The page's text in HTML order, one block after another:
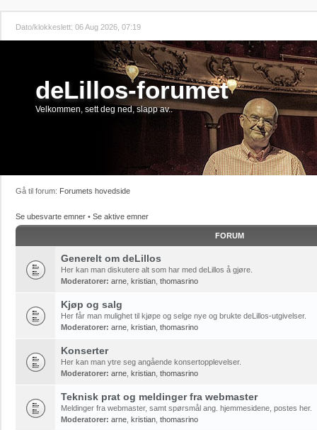
Dato/klokkeslett: 06 Aug 2026, 07:19
deLillos-forumet
Velkommen, sett deg ned, slapp av..
Gå til forum: Forumets hovedside
Se ubesvarte emner • Se aktive emner
FORUM
Generelt om deLillos
Her kan man diskutere alt som har med deLillos å gjøre.
Moderatorer: arne kristian thomasrino
Kjøp og salg
Her får man mulighet til kjøpe og selge nye og brukte deLillos-utgivelser.
Moderatorer: arne kristian thomasrino
Konserter
Her kan man ytre seg angående konsertopplevelser.
Moderatorer: arne kristian thomasrino
Teknisk prat og meldinger fra webmaster
Meldinger fra webmaster, samt spørsmål ang. hjemmesidene, postes her.
Moderatorer: arne kristian thomasrino